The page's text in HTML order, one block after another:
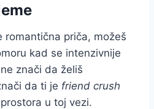
romantična priča, možeš
kad se intenzivnije
znači da želiš
da ti je friend crush
u toj vezi.